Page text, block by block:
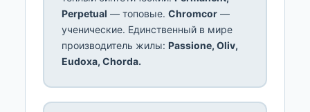
Perpetual — топовые. Chromcor —
ученические. Единственный в мире
производитель жилы: Passione, Oliv,
Eudoxa, Chorda.